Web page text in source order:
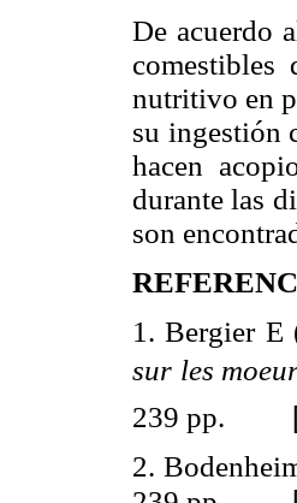
De acuerdo
nutritivo en
su ingestión
hacen
durante las
son
1. Bergier E
sur les
239 pp.
2.